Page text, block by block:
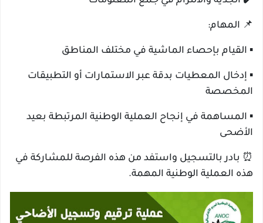
📌 المهام:
▪️ القيام بإحصاء الماشية في مختلف المناطق
▪️ إدخال المعطيات بدقة عبر الاستمارات أو التطبيقات
المخصصة
▪️ المساهمة في إنجاح العملية الوطنية المرتبطة بعيد
الأضحى
⏰ بادر بالتسجيل واستفد من هذه الفرصة للمشاركة في
هذه العملية الوطنية المهمة.